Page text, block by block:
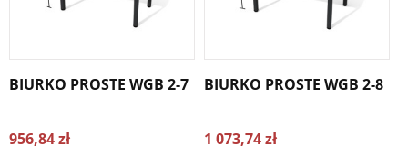
BIURKO PROSTE WGB 2-7
956,84 zł
BIURKO PROSTE WGB 2-8
1 073,74 zł